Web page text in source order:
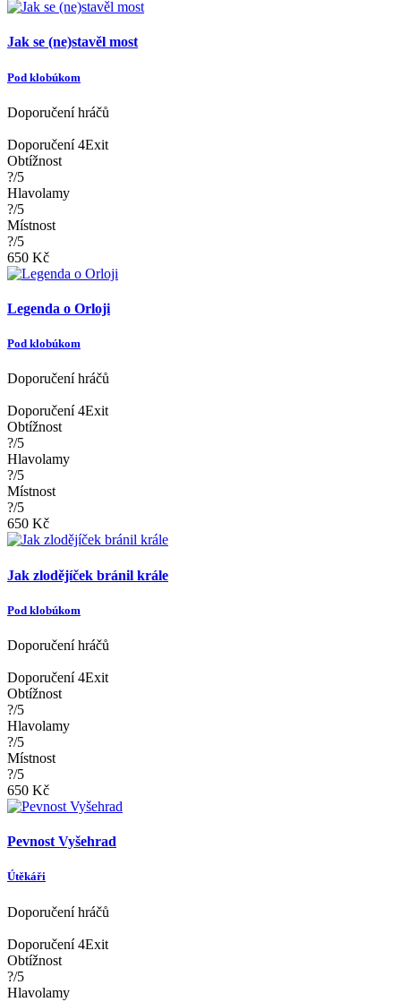
Jak se (ne)stavěl most
Pod klobúkom
Doporučení hráčů
Doporučení 4Exit
Obtížnost
?/5
Hlavolamy
?/5
Místnost
?/5
650 Kč
Legenda o Orloji
Pod klobúkom
Doporučení hráčů
Doporučení 4Exit
Obtížnost
?/5
Hlavolamy
?/5
Místnost
?/5
650 Kč
Jak zlodějíček bránil krále
Pod klobúkom
Doporučení hráčů
Doporučení 4Exit
Obtížnost
?/5
Hlavolamy
?/5
Místnost
?/5
650 Kč
Pevnost Vyšehrad
Útěkáři
Doporučení hráčů
Doporučení 4Exit
Obtížnost
?/5
Hlavolamy